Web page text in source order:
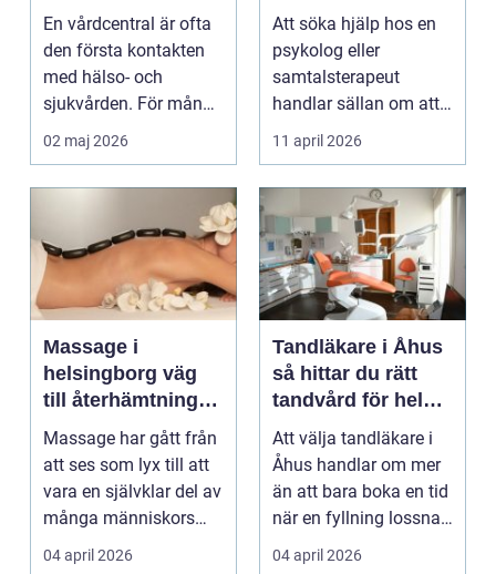
hela familjen
En vårdcentral är ofta
den första kontakten
med hälso- och
sjukvården. För många
i Svedala handlar v...
02 maj 2026
du behöver prata
med någon
Att söka hjälp hos en
psykolog eller
samtalsterapeut
handlar sällan om att
vara svag....
11 april 2026
Massage i
helsingborg väg
till återhämtning
och hållbar hälsa
Massage har gått från
att ses som lyx till att
vara en självklar del av
många människors
friskvård. ...
04 april 2026
Tandläkare i Åhus
så hittar du rätt
tandvård för hela
familjen
Att välja tandläkare i
Åhus handlar om mer
än att bara boka en tid
när en fyllning lossnar
eller en ...
04 april 2026